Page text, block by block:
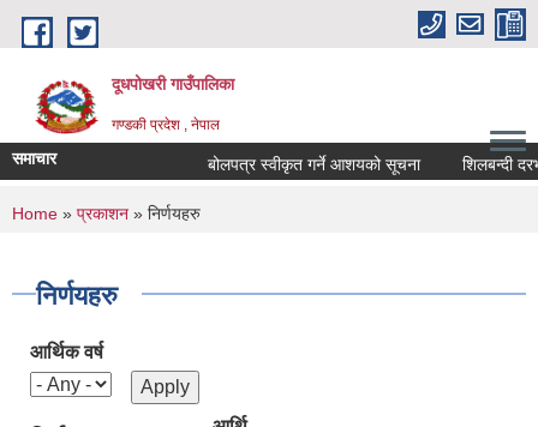
Skip to main content
दूधपोखरी गाउँपालिका
गण्डकी प्रदेश , नेपाल
समाचार बोलपत्र स्वीकृत गर्ने आशयको सूचना शिलबन्दी
You are here
Home » प्रकाशन » निर्णयहरु
निर्णयहरु
आर्थिक वर्ष